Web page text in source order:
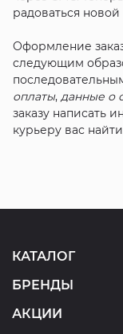
радоваться новой
Оформление
следующим
оплаты, данные о
заказу написать
курьеру вас
КАТАЛОГ
БРЕНДЫ
АКЦИИ